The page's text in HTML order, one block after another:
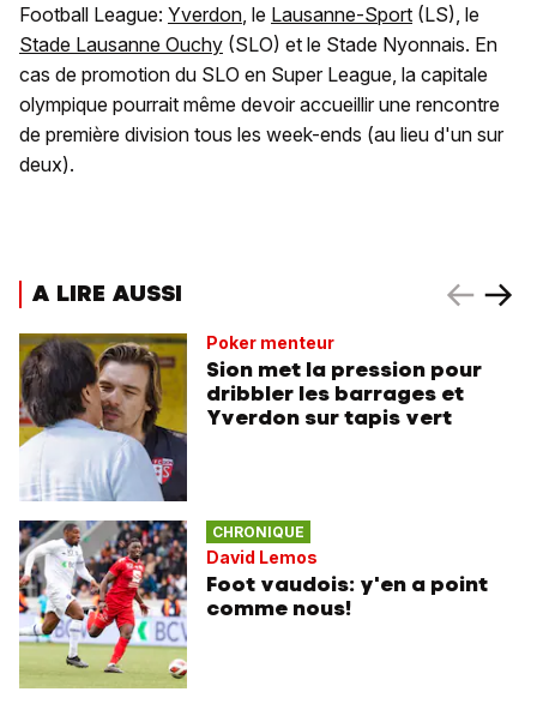
Football League: Yverdon , le Lausanne-Sport (LS), le
Stade Lausanne Ouchy (SLO) et le Stade Nyonnais. En
cas de promotion du SLO en Super League, la capitale
olympique pourrait même devoir accueillir une rencontre
de première division tous les week-ends (au lieu d'un sur
deux).
A LIRE AUSSI
Poker menteur
Sion met la pression pour
dribbler les barrages et
Yverdon sur tapis vert
CHRONIQUE
David Lemos
Foot vaudois: y'en a point
comme nous!